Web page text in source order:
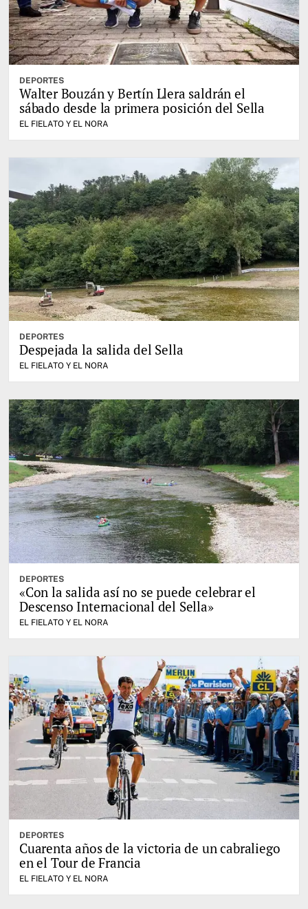
DEPORTES
Walter Bouzán y Bertín Llera saldrán el
sábado desde la primera posición del Sella
EL FIELATO Y EL NORA
DEPORTES
Despejada la salida del Sella
EL FIELATO Y EL NORA
DEPORTES
«Con la salida así no se puede celebrar el
Descenso Internacional del Sella»
EL FIELATO Y EL NORA
DEPORTES
Cuarenta años de la victoria de un cabraliego
en el Tour de Francia
EL FIELATO Y EL NORA